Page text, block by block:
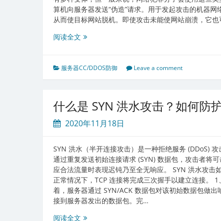
拟
主
增
DDOS
算机向服务器发送“伪造”请求。用于发起攻击的机器
从而使目标网站脱机。即使攻击未能使网站崩溃，它
阅读全文 如
您
的
上
阻
止
攻
击
服务器CC/DDOS防御 Leave a comment
什么是 SYN 洪水攻击？如何防
2020年11月18日
SYN 洪水（半开连接攻击）是一种拒绝服务 (DDoS)
通过重复发送初始连接请求 (SYN) 数据包，攻击者将
应合法流量时表现迟钝乃至全无响应。 SYN 洪水攻击
正常情况下，TCP 连接将完成三次握手以建立连接。
着，服务器通过 SYN/ACK 数据包对该初始数据包做
接到服务器发出的数据包。完…
阅读全文 什